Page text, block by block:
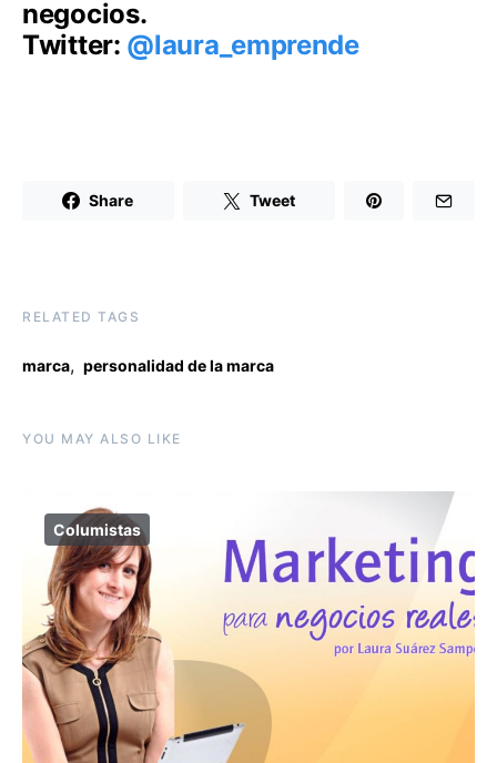
negocios.
Twitter: @laura_emprende
Share Tweet
RELATED TAGS
marca, personalidad de la marca
YOU MAY ALSO LIKE
Columistas